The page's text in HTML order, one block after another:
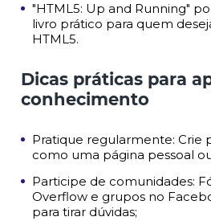
"HTML5: Up and Running"
livro prático para quem
HTML5.
Dicas práticas para
conhecimento
Pratique regularmente: Crie
como uma página pessoal
Participe de comunidades:
Overflow e grupos no
para tirar dúvidas;